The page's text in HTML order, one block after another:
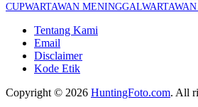
CUPWARTAWAN MENINGGAL
Tentang Kami
Email
Disclaimer
Kode Etik
Copyright © 2026 HuntingFoto.com. All